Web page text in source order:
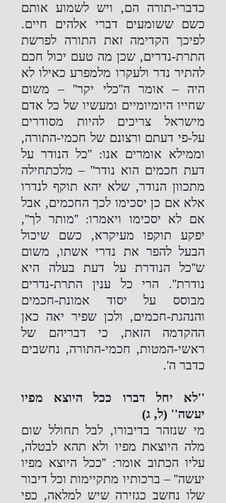
כדברי-תורה הם, ויש לשמוע אותם
כשם ששומעים דברי אלהים חיים.
לפיכך הקדימה זאת התורה לפרשת
התרת-נדרים, שכן מה טעם יכול חכם
להתיר נדר ולעקרו מלמפרע כאילו לא
היה – אומר ה''כלי יקר'' – משום
שחייו היומיומיים ומעשיו של כל אדם
מישראל צריכים להיות מסודרים
על-פי דעתם ורצונם של חכמי-התורה,
וממילא אומרים אנו: ''כל הנודר על
דעת חכמים הוא נודר'' – מלכתחילה
מתכוון הנודר, שלא יהא תוקף לנדרו
אלא אם כן יסכימו לכך החכמים, אבל
אם לא יסכימו ויאמרו: ''מותר לך'',
יפקע תוקפו מעיקרא, כשם שיכול
הבעל להפר את נדרי אשתו, משום
ש''כל הנודרת על דעת בעלה היא
נודרת''. הרי כל ענין התרת-נדרים
מבוסס על יסוד אמונת-חכמים
והנהגת-חכמים, ולכן שפיר יאה כאן
ההקדמה הזאת, כי דבריהם של
ראשי-המטות, חכמי-התורה, נחשבים
כדבר ה'.
''לא יחל דברו ככל היוצא מפיו
יעשה'' (ל, ג)
מי שנזהר בדיבורו, לבל תחולל שום
מלה היוצאת מפיו ולא תהא לבטלה,
עליו הכתוב אומר: ''ככל היוצא מפיו
יעשה'' – ברכותיו מתקיימות וכל דיבור
שלו נחשב כגזירה שיש למלאה, כפי